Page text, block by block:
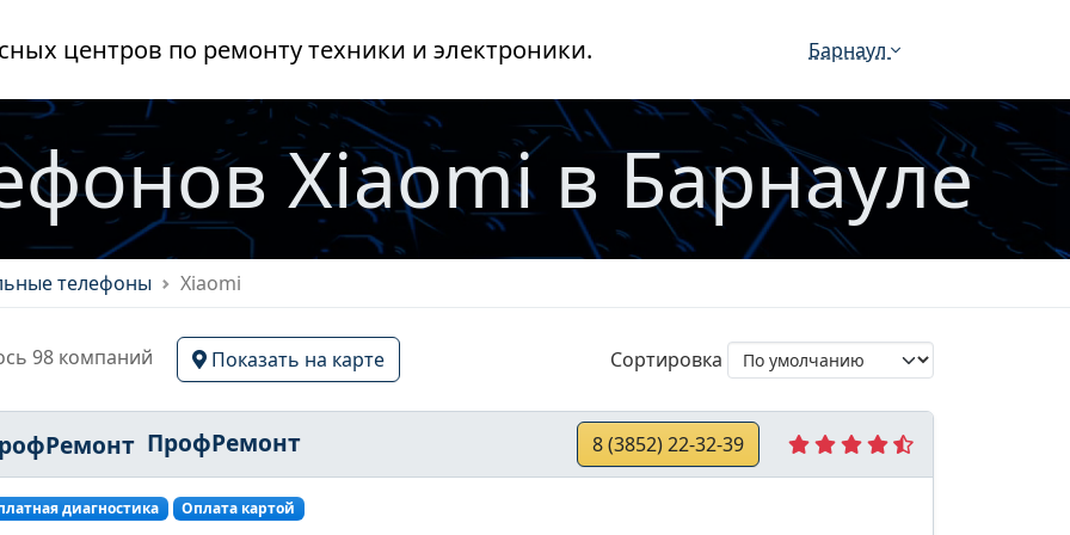
центров по ремонту техники и электроники. Барнаул
Xiaomi в Барнауле
телефоны Xiaomi
98 компаний Показать на карте Сортировка
ПрофРемонт 8 (3852) 22-32-39
диагностика Оплата картой